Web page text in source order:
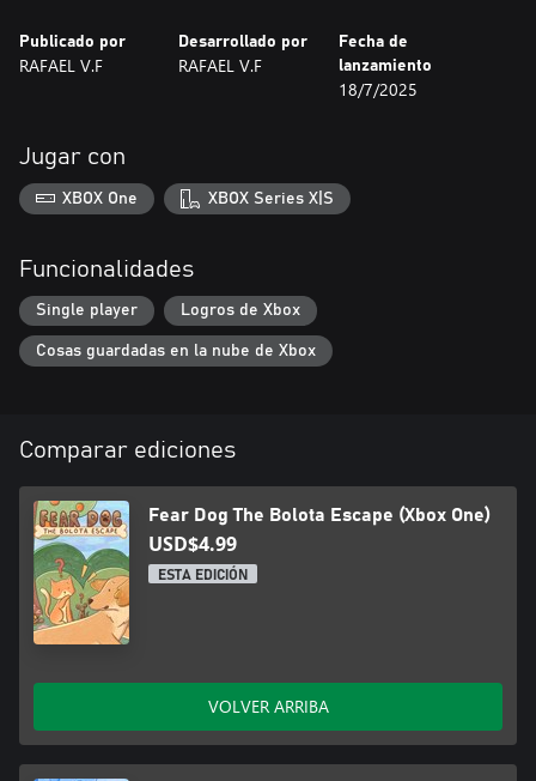
Publicado por
RAFAEL V.F
Desarrollado por
RAFAEL V.F
Fecha de
lanzamiento
18/7/2025
Jugar con
XBOX One XBOX Series X|S
Funcionalidades
Single player Logros de Xbox
Cosas guardadas en la nube de Xbox
Comparar ediciones
Fear Dog The Bolota Escape (Xbox One)
USD$4.99
ESTA EDICIÓN
VOLVER ARRIBA